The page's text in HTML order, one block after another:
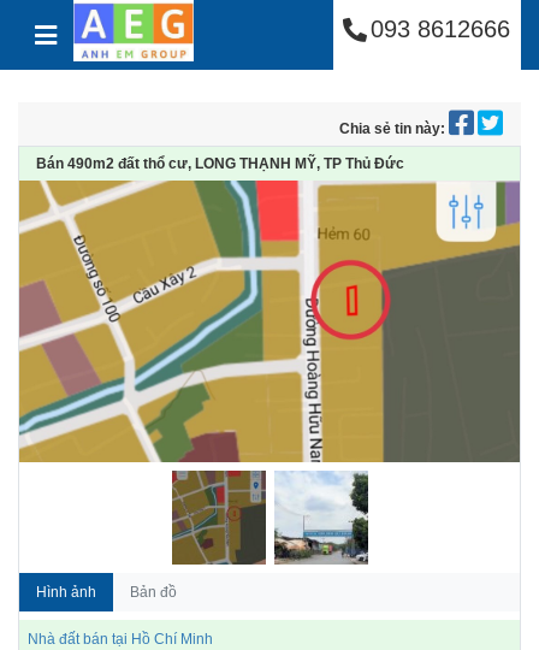
Skip to content Công Ty Cổ Phần
093 8612666
Chia sẻ tin này:
Bán 490m2 đất thổ cư, LONG THẠNH MỸ, TP Thủ Đức
Hình ảnh Bản đồ
Nhà đất bán tại Hồ Chí Minh